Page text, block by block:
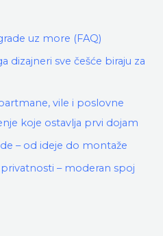
uz more (FAQ)
dizajneri sve češće biraju za
vile i poslovne
koje ostavlja prvi dojam
– od ideje do montaže
– moderan spoj